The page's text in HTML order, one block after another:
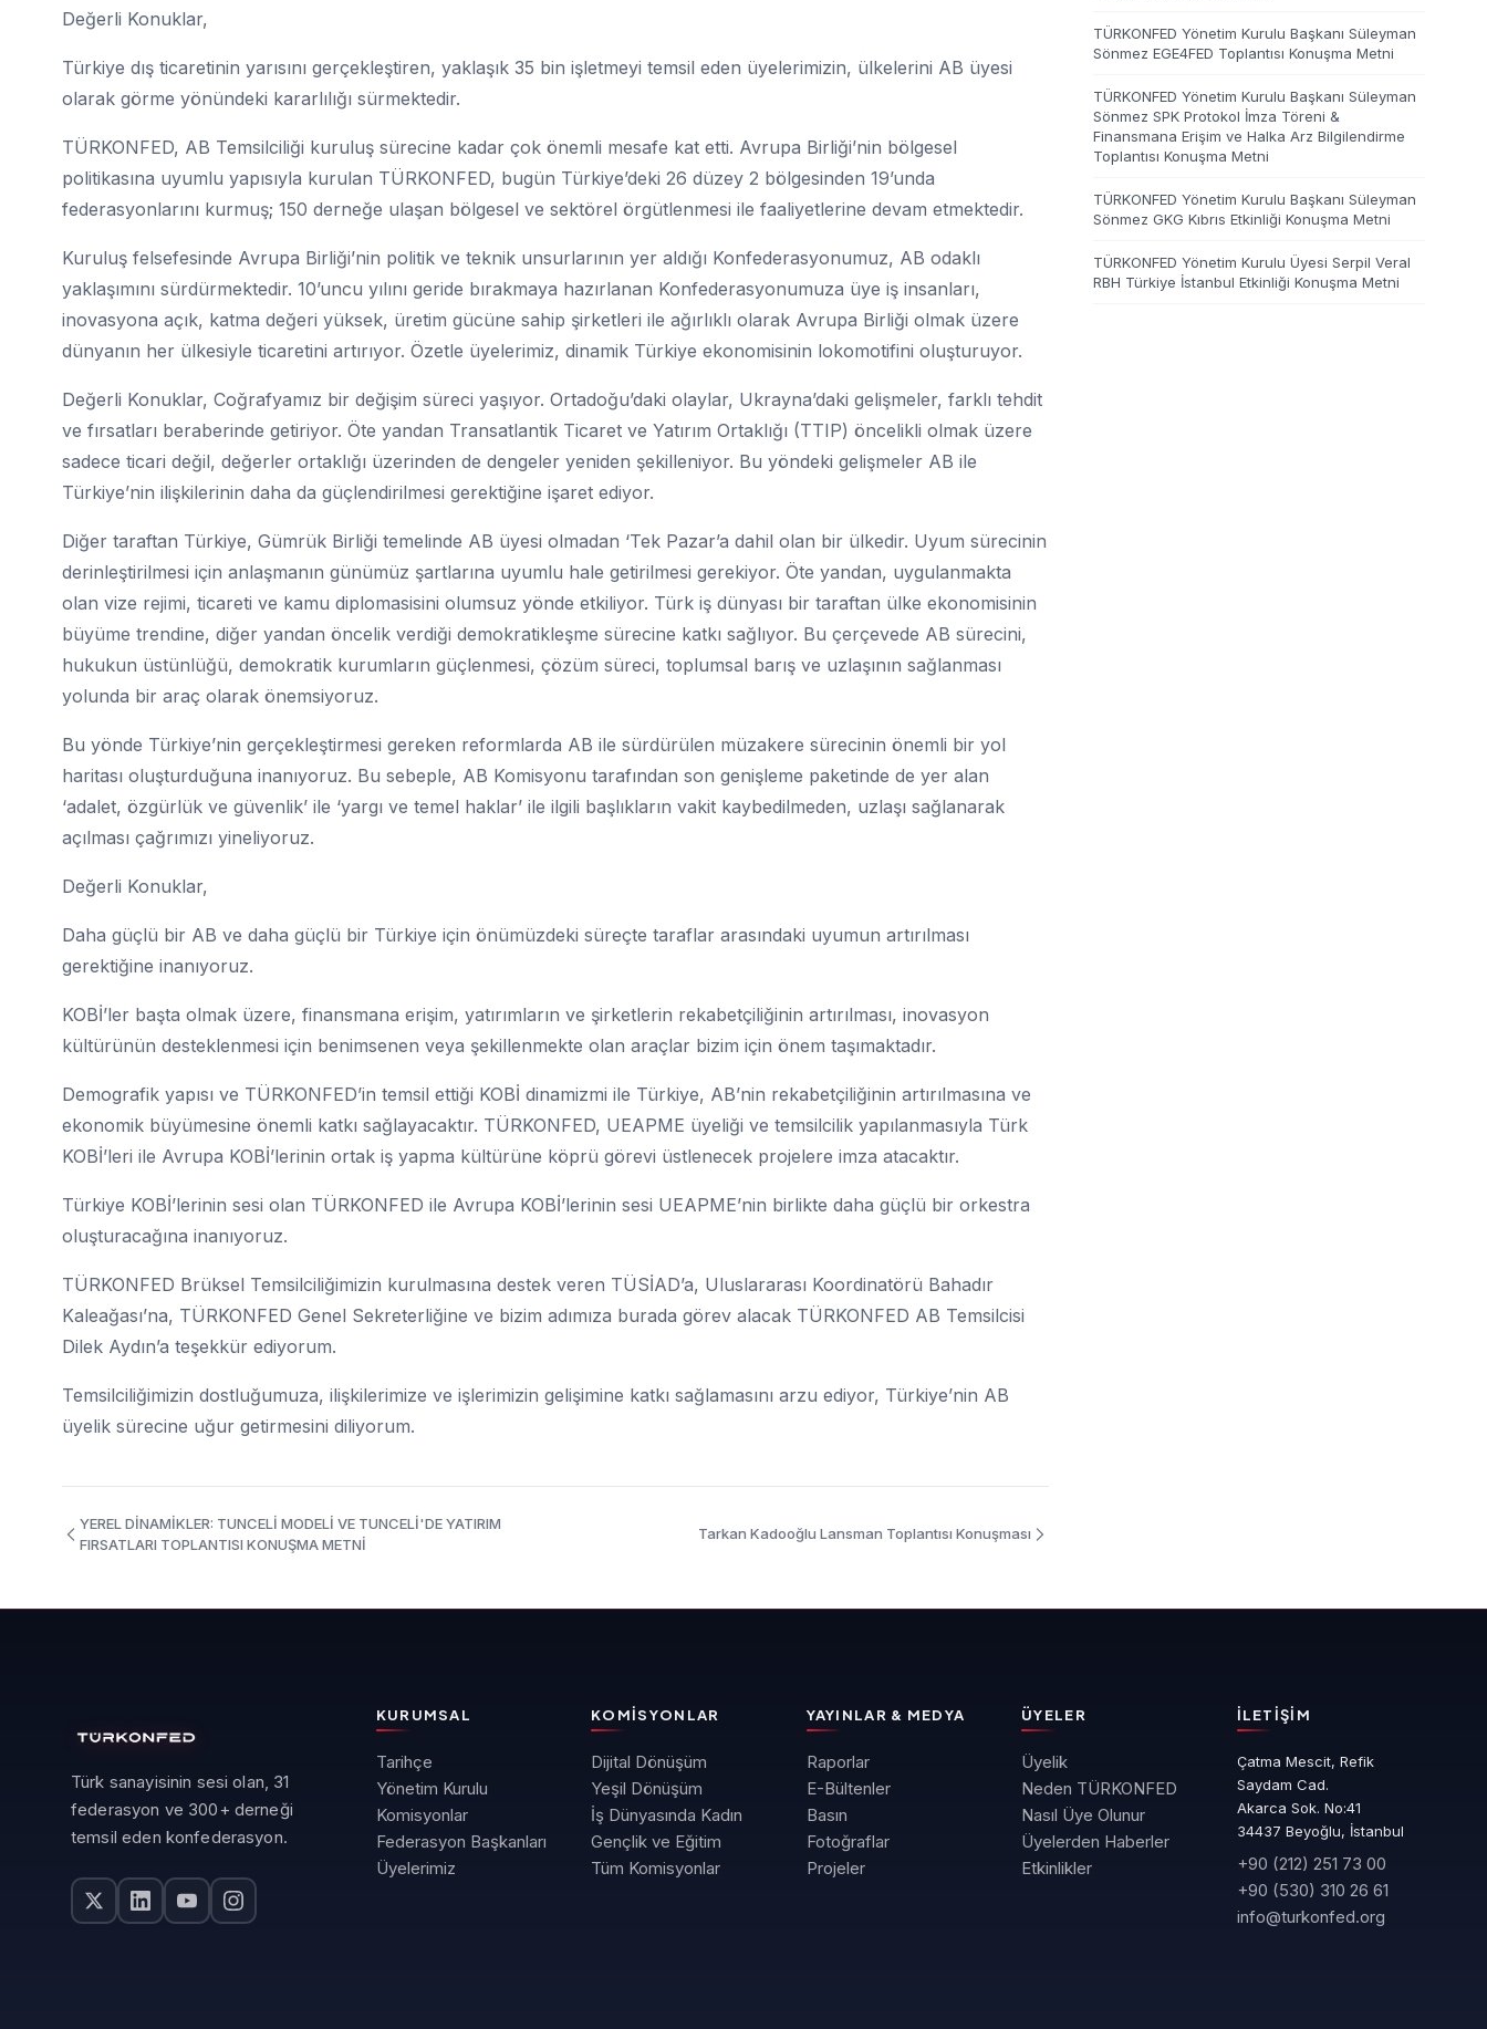
Değerli Konuklar,
Türkiye dış ticaretinin yarısını gerçekleştiren, yaklaşık 35 bin işletmeyi temsil eden üyelerimizin, ülkelerini AB üyesi
olarak görme yönündeki kararlılığı sürmektedir.
TÜRKONFED, AB Temsilciliği kuruluş sürecine kadar çok önemli mesafe kat etti. Avrupa Birliği’nin bölgesel
politikasına uyumlu yapısıyla kurulan TÜRKONFED, bugün Türkiye’deki 26 düzey 2 bölgesinden 19’unda
federasyonlarını kurmuş; 150 derneğe ulaşan bölgesel ve sektörel örgütlenmesi ile faaliyetlerine devam etmektedir.
Kuruluş felsefesinde Avrupa Birliği’nin politik ve teknik unsurlarının yer aldığı Konfederasyonumuz, AB odaklı
yaklaşımını sürdürmektedir. 10’uncu yılını geride bırakmaya hazırlanan Konfederasyonumuza üye iş insanları,
inovasyona açık, katma değeri yüksek, üretim gücüne sahip şirketleri ile ağırlıklı olarak Avrupa Birliği olmak üzere
dünyanın her ülkesiyle ticaretini artırıyor. Özetle üyelerimiz, dinamik Türkiye ekonomisinin lokomotifini oluşturuyor.
Değerli Konuklar, Coğrafyamız bir değişim süreci yaşıyor. Ortadoğu’daki olaylar, Ukrayna’daki gelişmeler, farklı tehdit
ve fırsatları beraberinde getiriyor. Öte yandan Transatlantik Ticaret ve Yatırım Ortaklığı (TTIP) öncelikli olmak üzere
sadece ticari değil, değerler ortaklığı üzerinden de dengeler yeniden şekilleniyor. Bu yöndeki gelişmeler AB ile
Türkiye’nin ilişkilerinin daha da güçlendirilmesi gerektiğine işaret ediyor.
Diğer taraftan Türkiye, Gümrük Birliği temelinde AB üyesi olmadan ‘Tek Pazar’a dahil olan bir ülkedir. Uyum sürecinin
derinleştirilmesi için anlaşmanın günümüz şartlarına uyumlu hale getirilmesi gerekiyor. Öte yandan, uygulanmakta
olan vize rejimi, ticareti ve kamu diplomasisini olumsuz yönde etkiliyor. Türk iş dünyası bir taraftan ülke ekonomisinin
büyüme trendine, diğer yandan öncelik verdiği demokratikleşme sürecine katkı sağlıyor. Bu çerçevede AB sürecini,
hukukun üstünlüğü, demokratik kurumların güçlenmesi, çözüm süreci, toplumsal barış ve uzlaşının sağlanması
yolunda bir araç olarak önemsiyoruz.
Bu yönde Türkiye’nin gerçekleştirmesi gereken reformlarda AB ile sürdürülen müzakere sürecinin önemli bir yol
haritası oluşturduğuna inanıyoruz. Bu sebeple, AB Komisyonu tarafından son genişleme paketinde de yer alan
‘adalet, özgürlük ve güvenlik’ ile ‘yargı ve temel haklar’ ile ilgili başlıkların vakit kaybedilmeden, uzlaşı sağlanarak
açılması çağrımızı yineliyoruz.
Değerli Konuklar,
Daha güçlü bir AB ve daha güçlü bir Türkiye için önümüzdeki süreçte taraflar arasındaki uyumun artırılması
gerektiğine inanıyoruz.
KOBİ’ler başta olmak üzere, finansmana erişim, yatırımların ve şirketlerin rekabetçiliğinin artırılması, inovasyon
kültürünün desteklenmesi için benimsenen veya şekillenmekte olan araçlar bizim için önem taşımaktadır.
Demografik yapısı ve TÜRKONFED’in temsil ettiği KOBİ dinamizmi ile Türkiye, AB’nin rekabetçiliğinin artırılmasına ve
ekonomik büyümesine önemli katkı sağlayacaktır. TÜRKONFED, UEAPME üyeliği ve temsilcilik yapılanmasıyla Türk
KOBİ’leri ile Avrupa KOBİ’lerinin ortak iş yapma kültürüne köprü görevi üstlenecek projelere imza atacaktır.
Türkiye KOBİ’lerinin sesi olan TÜRKONFED ile Avrupa KOBİ’lerinin sesi UEAPME’nin birlikte daha güçlü bir orkestra
oluşturacağına inanıyoruz.
TÜRKONFED Brüksel Temsilciliğimizin kurulmasına destek veren TÜSİAD’a, Uluslararası Koordinatörü Bahadır
Kaleağası’na, TÜRKONFED Genel Sekreterliğine ve bizim adımıza burada görev alacak TÜRKONFED AB Temsilcisi
Dilek Aydın’a teşekkür ediyorum.
Temsilciliğimizin dostluğumuza, ilişkilerimize ve işlerimizin gelişimine katkı sağlamasını arzu ediyor, Türkiye’nin AB
üyelik sürecine uğur getirmesini diliyorum.
YEREL DİNAMİKLER: TUNCELİ MODELİ VE TUNCELİ'DE YATIRIM
FIRSATLARI TOPLANTISI KONUŞMA METNİ
Tarkan Kadooğlu Lansman Toplantısı Konuşması
TÜRKONFED Yönetim Kurulu Başkanı Süleyman
Sönmez EGE4FED Toplantısı Konuşma Metni
TÜRKONFED Yönetim Kurulu Başkanı Süleyman
Sönmez SPK Protokol İmza Töreni &
Finansmana Erişim ve Halka Arz Bilgilendirme
Toplantısı Konuşma Metni
TÜRKONFED Yönetim Kurulu Başkanı Süleyman
Sönmez GKG Kıbrıs Etkinliği Konuşma Metni
TÜRKONFED Yönetim Kurulu Üyesi Serpil Veral
RBH Türkiye İstanbul Etkinliği Konuşma Metni
Türk sanayisinin sesi olan, 31
federasyon ve 300+ derneği
temsil eden konfederasyon.
KURUMSAL
Tarihçe
Yönetim Kurulu
Komisyonlar
Federasyon Başkanları
Üyelerimiz
KOMISYONLAR
Dijital Dönüşüm
Yeşil Dönüşüm
İş Dünyasında Kadın
Gençlik ve Eğitim
Tüm Komisyonlar
YAYINLAR & MEDYA
Raporlar
E-Bültenler
Basın
Fotoğraflar
Projeler
ÜYELER
Üyelik
Neden TÜRKONFED
Nasıl Üye Olunur
Üyelerden Haberler
Etkinlikler
İLETIŞIM
Çatma Mescit, Refik
Saydam Cad.
Akarca Sok. No:41
34437 Beyoğlu, İstanbul
+90 (212) 251 73 00
+90 (530) 310 26 61
info@turkonfed.org